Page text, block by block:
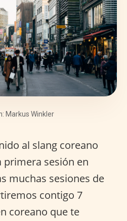
Markus Winkler
al slang coreano
primera sesión en
muchas sesiones de
contigo 7
coreano que te